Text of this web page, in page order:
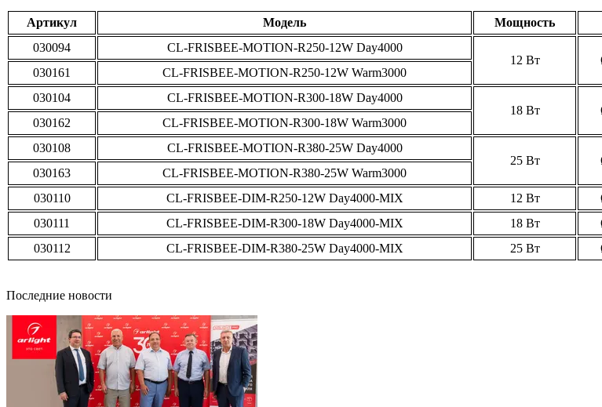
Артикул Модель Мощность
030094
CL-FRISBEE-MOTION-R250-12W Day4000
12 Вт
030161
CL-FRISBEE-MOTION-R250-12W Warm3000
030104
CL-FRISBEE-MOTION-R300-18W Day4000
18 Вт
030162
CL-FRISBEE-MOTION-R300-18W Warm3000
030108
CL-FRISBEE-MOTION-R380-25W Day4000
25 Вт
030163
CL-FRISBEE-MOTION-R380-25W Warm3000
030110
CL-FRISBEE-DIM-R250-12W Day4000-MIX 12 Вт
030111 CL-FRISBEE-DIM-R300-18W Day4000-MIX 18 Вт
030112
CL-FRISBEE-DIM-R380-25W Day4000-MIX 25 Вт
Последние новости